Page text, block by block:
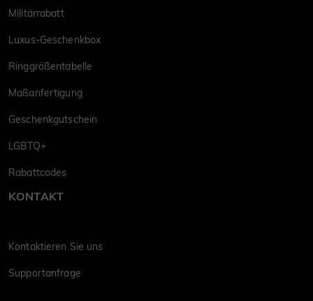
Militärrabatt
Luxus-Geschenkbox
Ringgrößentabelle
Maßanfertigung
Geschenkgutschein
LGBTQ+
Rabattcodes
KONTAKT
Kontaktieren Sie uns
Supportanfrage